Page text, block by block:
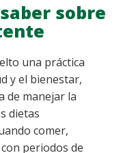
sobre
una práctica
y el bienestar,
de manejar la
dietas
comer,
periodos de